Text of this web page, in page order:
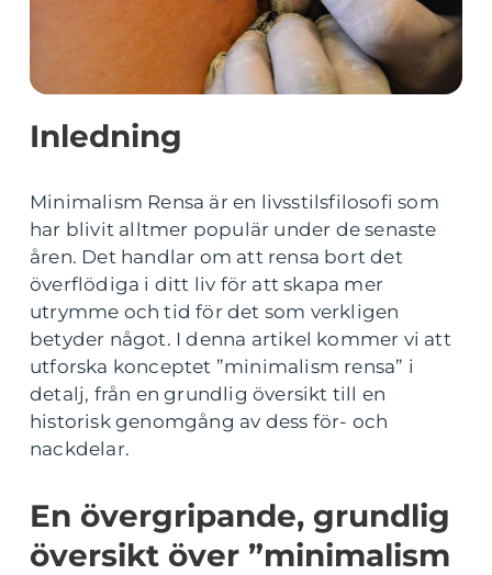
Inledning
Minimalism Rensa är en livsstilsfilosofi som
har blivit alltmer populär under de senaste
åren. Det handlar om att rensa bort det
överflödiga i ditt liv för att skapa mer
utrymme och tid för det som verkligen
betyder något. I denna artikel kommer vi att
utforska konceptet ”minimalism rensa” i
detalj, från en grundlig översikt till en
historisk genomgång av dess för- och
nackdelar.
En övergripande, grundlig
översikt över ”minimalism